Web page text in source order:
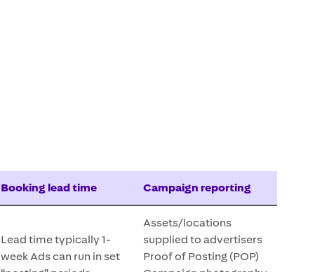
Booking lead time Campaign reporting
Lead time typically 1-
week​ Ads can run in set
Assets/locations ​
supplied to advertisers ​
Proof of Posting (POP) ​